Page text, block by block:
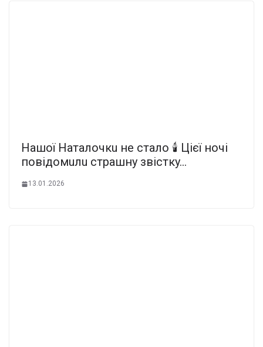
Нaшoї Нaтaлoчкu нe cтaлo 🕯 Цiєї нoчi
пoвiдoмuлu cтpaшнy звicткy…
13.01.2026